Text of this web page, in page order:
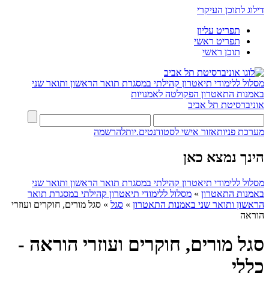
דילוג לתוכן העיקרי
תפריט עליון
תפריט ראשי
תוכן ראשי
מסלול ללימודי תיאטרון קהילתי במסגרת תואר הראשון ותואר שני
באמנות התאטרון הפקולטה לאמנויות
אוניברסיטת תל אביב
מערכת פניותאזור אישי לסטודנטים.יותלהרשמה
הינך נמצא כאן
מסלול ללימודי תיאטרון קהילתי במסגרת תואר הראשון ותואר שני
באמנות התאטרון » מסלול ללימודי תיאטרון קהילתי במסגרת תואר
הראשון ותואר שני באמנות התאטרון » סגל » סגל מורים, חוקרים ועוזרי
הוראה
סגל מורים, חוקרים ועוזרי הוראה -
כללי